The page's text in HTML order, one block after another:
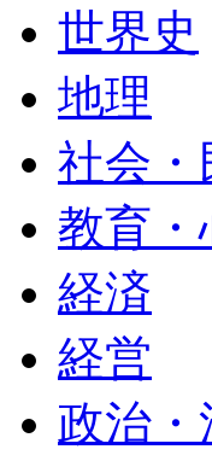
世界史
地理
社会・
教育・
経済
経営
政治・